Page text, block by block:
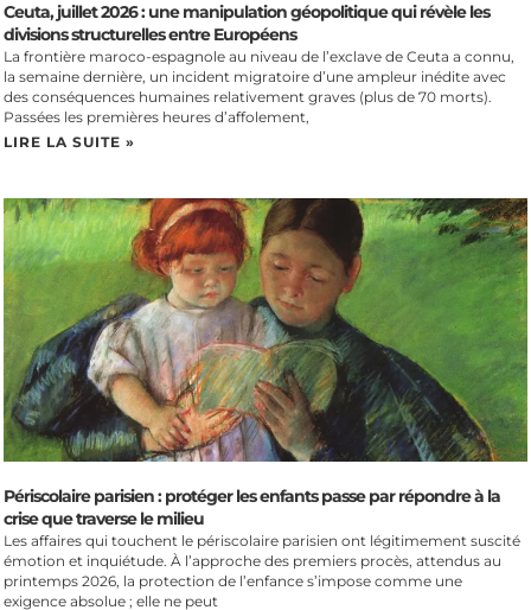
Ceuta, juillet 2026 : une manipulation géopolitique qui révèle les
divisions structurelles entre Européens
La frontière maroco-espagnole au niveau de l’exclave de Ceuta a connu,
la semaine dernière, un incident migratoire d’une ampleur inédite avec
des conséquences humaines relativement graves (plus de 70 morts).
Passées les premières heures d’affolement,
LIRE LA SUITE »
Périscolaire parisien : protéger les enfants passe par répondre à la
crise que traverse le milieu
Les affaires qui touchent le périscolaire parisien ont légitimement suscité
émotion et inquiétude. À l’approche des premiers procès, attendus au
printemps 2026, la protection de l’enfance s’impose comme une
exigence absolue ; elle ne peut